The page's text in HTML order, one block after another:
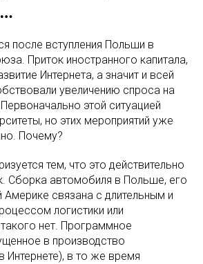
после вступления Польши в
Приток иностранного капитала,
Интернета, а значит и всей
увеличению спроса на
этой ситуацией
но этих мероприятий уже
Почему?
тем, что это действительно
Сборка автомобиля в Польше, его
связана с длительным и
логистики или
нет. Программное
в производство
Интернете), в то же время